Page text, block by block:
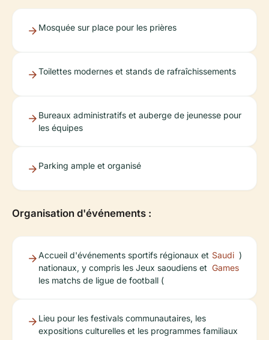
Mosquée sur place pour les prières
Toilettes modernes et stands de rafraîchissements
Bureaux administratifs et auberge de jeunesse pour
les équipes
Parking ample et organisé
Organisation d'événements :
Accueil d'événements sportifs régionaux et
nationaux, y compris les Jeux saoudiens et
les matchs de ligue de football (
Saudi
Games
)
Lieu pour les festivals communautaires, les
expositions culturelles et les programmes familiaux